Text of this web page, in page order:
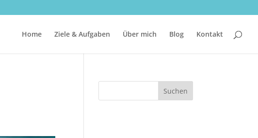
Home Ziele & Aufgaben Über mich Blog Kontakt
Suchen